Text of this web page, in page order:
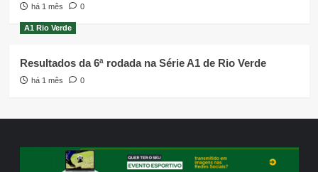
há 1 mês 0
A1 Rio Verde
Resultados da 6ª rodada na Série A1 de Rio Verde
há 1 mês 0